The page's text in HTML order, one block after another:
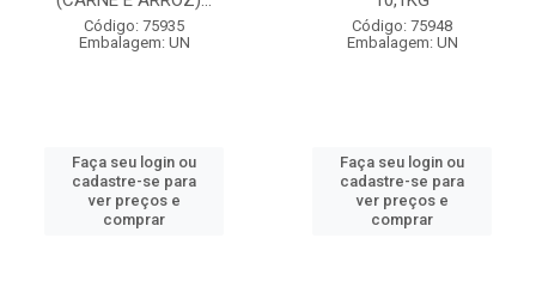
Código: 75935
Embalagem: UN
Faça seu login ou
cadastre-se para
ver preços e
comprar
Código: 75948
Embalagem: UN
Faça seu login ou
cadastre-se para
ver preços e
comprar